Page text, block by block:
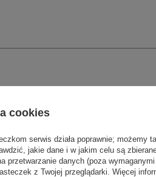
cookies
serwis działa poprawnie; możemy
jakie dane i w jakim celu są
przetwarzanie danych (poza
z Twojej przeglądarki. Więcej